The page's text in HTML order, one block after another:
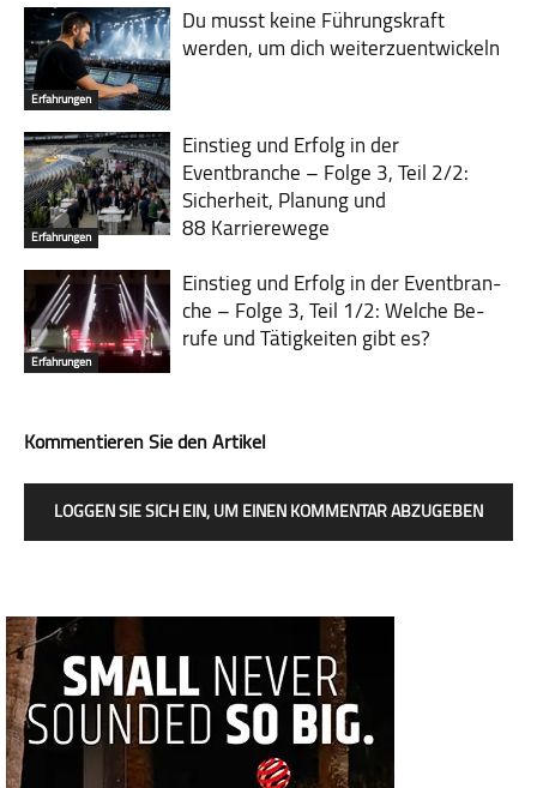
Erfahrungen
Du musst keine Führungskraft
werden, um dich weiterzuentwickeln
Erfahrungen
Einstieg und Erfolg in der
Eventbranche – Folge 3, Teil 2/2:
Sicherheit, Pla­nung und
88 Karrierewege
Erfahrungen
Einstieg und Erfolg in der Event­bran­
che – Folge 3, Teil 1/2: Welche Be­
rufe und Tä­tig­kei­ten gibt es?
Kommentieren Sie den Artikel
LOGGEN SIE SICH EIN, UM EINEN KOMMENTAR ABZUGEBEN